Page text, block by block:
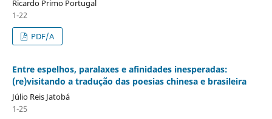
Ricardo Primo Portugal
1-22
PDF/A
Entre espelhos, paralaxes e afinidades inesperadas:
(re)visitando a tradução das poesias chinesa e brasileira
Júlio Reis Jatobá
1-25